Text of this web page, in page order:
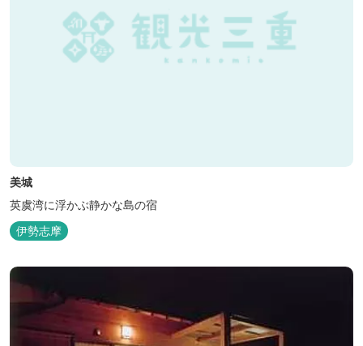
美城
英虞湾に浮かぶ静かな島の宿
伊勢志摩